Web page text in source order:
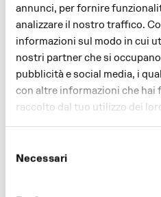
annunci, per fornire
analizzare il nostro traffico.
informazioni sul modo in cui
nostri partner che si
pubblicità e social media, i
con altre informazioni che hai
raccolto dal tuo utilizzo dei
delNecessari
SPONSOR STAGIONE E
FESTIVAL VERDI